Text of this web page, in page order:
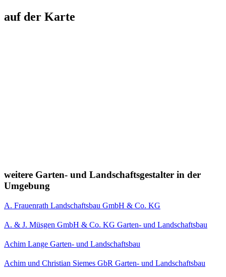
auf der Karte
weitere Garten- und Landschaftsgestalter in der
Umgebung
A. Frauenrath Landschaftsbau GmbH & Co. KG
A. & J. Müsgen GmbH & Co. KG Garten- und Landschaftsbau
Achim Lange Garten- und Landschaftsbau
Achim und Christian Siemes GbR Garten- und Landschaftsbau